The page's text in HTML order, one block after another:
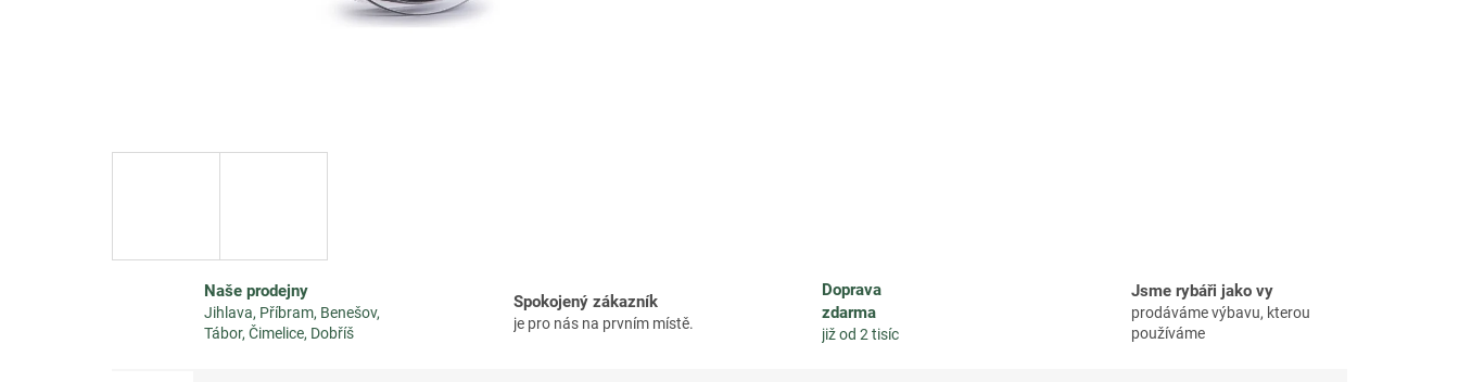
Naše prodejny
Jihlava, Příbram, Benešov,
Tábor, Čimelice, Dobříš
Spokojený zákazník
je pro nás na prvním místě.
Doprava
zdarma
již od 2 tisíc
Jsme rybáři jako vy
prodáváme výbavu, kterou
používáme